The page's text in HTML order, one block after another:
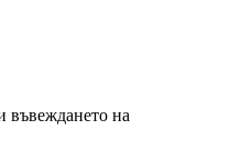
въвеждането на